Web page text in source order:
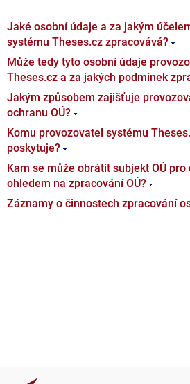
Jaké osobní údaje a za jakým
systému Theses.cz zpracovává?
Může tedy tyto osobní údaje
Theses.cz a za jakých podmínek
Jakým způsobem zajišťuje
ochranu OÚ?
Komu provozovatel systému
poskytuje?
Kam se může obrátit subjekt OÚ
ohledem na zpracování OÚ?
Záznamy o činnostech zpracování